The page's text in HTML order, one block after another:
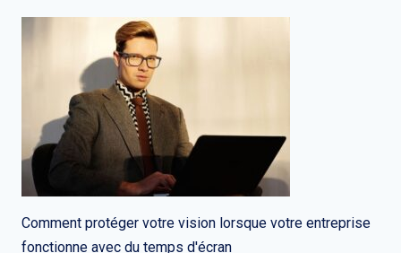
Comment protéger votre vision lorsque votre entreprise
fonctionne avec du temps d'écran